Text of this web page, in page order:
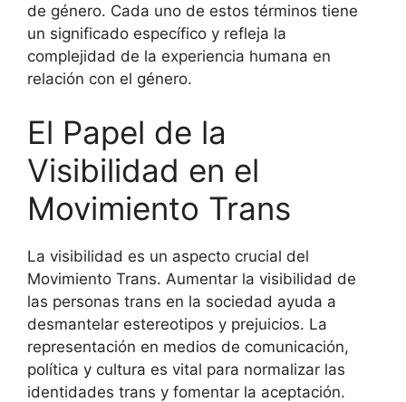
de género. Cada uno de estos términos tiene
un significado específico y refleja la
complejidad de la experiencia humana en
relación con el género.
El Papel de la
Visibilidad en el
Movimiento Trans
La visibilidad es un aspecto crucial del
Movimiento Trans. Aumentar la visibilidad de
las personas trans en la sociedad ayuda a
desmantelar estereotipos y prejuicios. La
representación en medios de comunicación,
política y cultura es vital para normalizar las
identidades trans y fomentar la aceptación.